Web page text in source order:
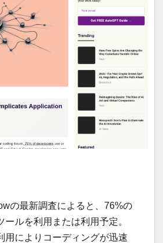
の最新調査によると、76%の
ールを利用または利用予定。
用によりコーディングが迅速